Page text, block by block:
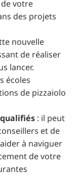
votre
des projets
nouvelle
de réaliser
lancer.
écoles
de pizzaiolo
: il peut
et de
à naviguer
de votre